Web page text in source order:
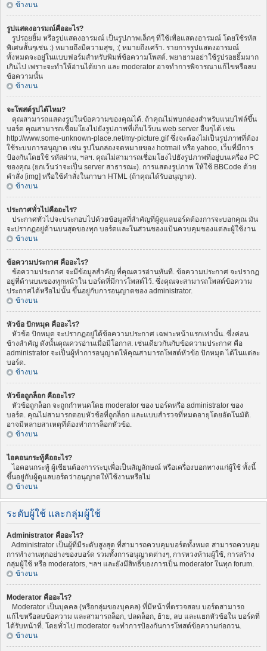
ข้างบน
รูปแสดงอารมณ์คืออะไร?
รูปรอยยิ้ม หรือรูปแสดงอารมณ์ เป็นรูปภาพเล็กๆ ที่ใช้เพื่อแสดงอารมณ์ โดยใช้รหัส
พิเศษสั้นๆเช่น :) หมายถึงมีความสุข, :( หมายถึงเศร้า. รายการรูปแสดงอารมณ์
ทั้งหมดจะอยู่ในแบบฟอร์มสำหรับพิมพ์ข้อความโพสต์. พยายามอย่าใช้รูปรอยยิ้มมาก
เกินไป เพราะจะทำให้อ่านได้ยาก และ moderator อาจทำการพิจารณาแก้ไขหรือลบ
ข้อความนั้น
ข้างบน
จะโพสต์รูปได้ไหม?
คุณสามารถแสดงรูปในข้อความของคุณได้. ถ้าคุณไม่พบกล่องสำหรับแนบไฟล์ขึ้น
บอร์ด คุณสามารถเชื่อมโยงไปยังรูปภาพที่เก็บไว้บน web server อื่นๆได้ เช่น
http://www.some-unknown-place.net/my-picture.gif ซึ่งจะต้องไม่เป็นรูปภาพที่ต้อง
ใช้ระบบการอนุญาต เช่น รูปในกล่องจดหมายของ hotmail หรือ yahoo, เว็บที่มีการ
ป้องกันโดยใช้ รหัสผ่าน, ฯลฯ. คุณไม่สามารถเชื่อมโยงไปยังรูปภาพที่อยู่บนเครื่อง PC
ของคุณ (ยกเว้นว่าจะเป็น server สาธารณะ). การแสดงรูปภาพ ให้ใช้ BBCode ด้วย
คำสั่ง [img] หรือใช้คำสั่งในภาษา HTML (ถ้าคุณได้รับอนุญาต).
ข้างบน
ประกาศทั่วไปคืออะไร?
ประกาศทั่วไปจะประกอบไปด้วยข้อมูลที่สำคัญที่ผู้ดูแลบอร์ดต้องการจะบอกคุณ มัน
จะปรากฏอยู่ด้านบนสุดของทุก บอร์ดและในส่วนของแป้นควบคุมของแต่ละผู้ใช้งาน
ข้างบน
ข้อความประกาศ คืออะไร?
ข้อความประกาศ จะมีข้อมูลสำคัญ ที่คุณควรอ่านทันที. ข้อความประกาศ จะปรากฏ
อยู่ที่ด้านบนของทุกหน้าใน บอร์ดที่มีการโพสต์ไว้. ซึ่งคุณจะสามารถโพสต์ข้อความ
ประกาศได้หรือไม่นั้น ขึ้นอยู่กับการอนุญาตของ administrator.
ข้างบน
หัวข้อ ปักหมุด คืออะไร?
หัวข้อ ปักหมุด จะปรากฏอยู่ใต้ข้อความประกาศ เฉพาะหน้าแรกเท่านั้น. ซึ่งค่อน
ข้างสำคัญ ดังนั้นคุณควรอ่านเมื่อมีโอกาส. เช่นเดียวกันกับข้อความประกาศ คือ
administrator จะเป็นผู้ทำการอนุญาตให้คุณสามารถโพสต์หัวข้อ ปักหมุด ได้ในแต่ละ
บอร์ด.
ข้างบน
หัวข้อถูกล็อก คืออะไร?
หัวข้อถูกล็อก จะถูกกำหนดโดย moderator ของ บอร์ดหรือ administrator ของ
บอร์ด. คุณไม่สามารถตอบหัวข้อที่ถูกล็อก และแบบสำรวจที่หมดอายุโดยอัตโนมัติ.
อาจมีหลายสาเหตุที่ต้องทำการล็อกหัวข้อ.
ข้างบน
ไอคอนกระทู้คืออะไร?
ไอคอนกระทู้ ผู้เขียนต้องการระบุเพื่อเป็นสัญลักษณ์ หรือเครื่องบอกทางแก่ผู้ใช้ ทั้งนี้
ขึ้นอยู่กับผู้ดูแลบอร์ดว่าอนุญาตให้ใช้งานหรือไม่
ข้างบน
ระดับผู้ใช้ และกลุ่มผู้ใช้
Administrator คืออะไร?
Administrator เป็นผู้ที่มีระดับสูงสุด ที่สามารถควบคุมบอร์ดทั้งหมด สามารถควบคุม
การทำงานทุกอย่างของบอร์ด รวมทั้งการอนุญาตต่างๆ, การหวงห้ามผู้ใช้, การสร้าง
กลุ่มผู้ใช้ หรือ moderators, ฯลฯ และยังมีสิทธิ์ของการเป็น moderator ในทุก forum.
ข้างบน
Moderator คืออะไร?
Moderator เป็นบุคคล (หรือกลุ่มของบุคคล) ที่มีหน้าที่ตรวจสอบ บอร์ดสามารถ
แก้ไขหรือลบข้อความ และสามารถล็อก, ปลดล็อก, ย้าย, ลบ และแยกหัวข้อใน บอร์ดที่
ได้รับหน้าที่. โดยทั่วไป moderator จะทำการป้องกันการโพสต์ข้อความก่อกวน.
ข้างบน